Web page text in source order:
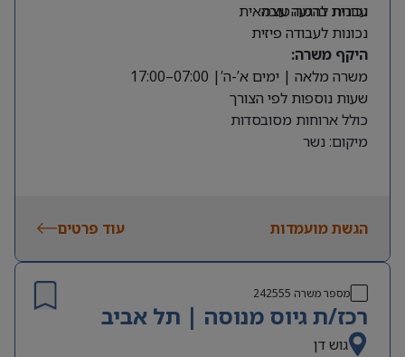
עברית ברמה טובה
נכונות להגעה עצמאית
נכונות לעבודה פיזית
היקף משרה:
משרה מלאה | ימים א’-ה’| 07:00–17:00
שעות נוספות לפי הצורך
כולל ארוחות מסובסדות
מיקום: נשר
הגשת מועמדות עוד פרטים
מספר משרה 242555
רכז/ת גיוס מנוסה | תל אביב
גוש דן